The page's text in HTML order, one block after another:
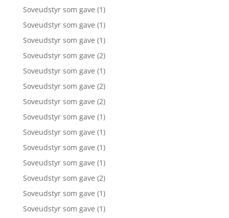
Soveudstyr som gave (1)
Soveudstyr som gave (1)
Soveudstyr som gave (1)
Soveudstyr som gave (2)
Soveudstyr som gave (1)
Soveudstyr som gave (2)
Soveudstyr som gave (2)
Soveudstyr som gave (1)
Soveudstyr som gave (1)
Soveudstyr som gave (1)
Soveudstyr som gave (1)
Soveudstyr som gave (2)
Soveudstyr som gave (1)
Soveudstyr som gave (1)